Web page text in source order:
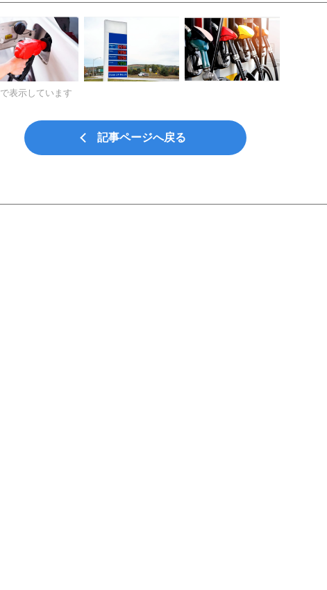
で表示しています
記事ページへ戻る